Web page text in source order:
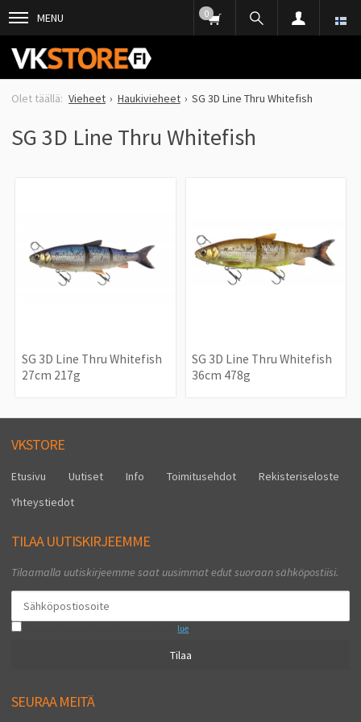
MENU 0
Vieheet Haukivieheet SG 3D Line Thru Whitefish
SG 3D Line Thru Whitefish
SG 3D Line Thru Whitefish
27cm 217g
SG 3D Line Thru Whitefish
36cm 478g
VKSTORE
Etusivu Uutiset Info Toimitusehdot
Rekisteriseloste
Yhteystiedot
TILAA UUTISKIRJEEMME
Tilaamalla uutiskirjeemme saat uusimmat edut suoraan sähköpostiisi.
lue
Tilaa
SEURAA MEITÄ